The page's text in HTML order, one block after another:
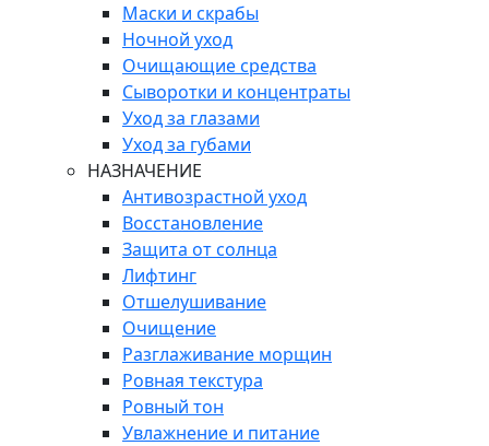
Маски и скрабы
Ночной уход
Очищающие средства
Сыворотки и концентраты
Уход за глазами
Уход за губами
НАЗНАЧЕНИЕ
Антивозрастной уход
Восстановление
Защита от солнца
Лифтинг
Отшелушивание
Очищение
Разглаживание морщин
Ровная текстура
Ровный тон
Увлажнение и питание